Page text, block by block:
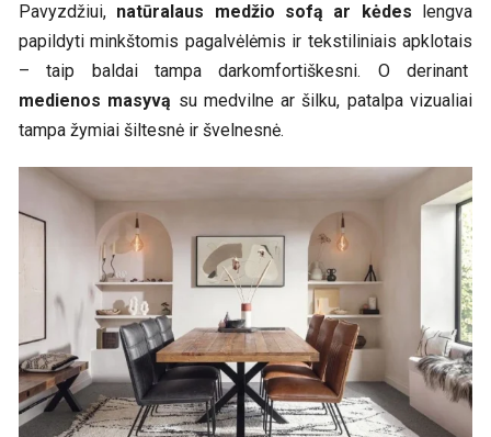
Pavyzdžiui, natūralaus medžio sofą ar kėdes lengva
papildyti minkštomis pagalvėlėmis ir tekstiliniais apklotais
– taip baldai tampa darkomfortiškesni. O derinant
medienos masyvą su medvilne ar šilku, patalpa vizualiai
tampa žymiai šiltesnė ir švelnesnė.